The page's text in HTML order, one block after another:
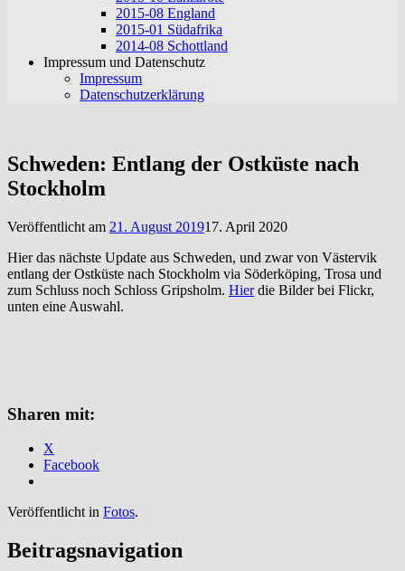
2015-08 England
2015-01 Südafrika
2014-08 Schottland
Impressum und Datenschutz
Impressum
Datenschutzerklärung
Schweden: Entlang der Ostküste nach
Stockholm
Veröffentlicht am 21. August 201917. April 2020
Hier das nächste Update aus Schweden, und zwar von Västervik
entlang der Ostküste nach Stockholm via Söderköping, Trosa und
zum Schluss noch Schloss Gripsholm. Hierdie Bilder bei Flickr,
unten eine Auswahl.
Sharen mit:
X
Facebook
Veröffentlicht in Fotos.
Beitragsnavigation